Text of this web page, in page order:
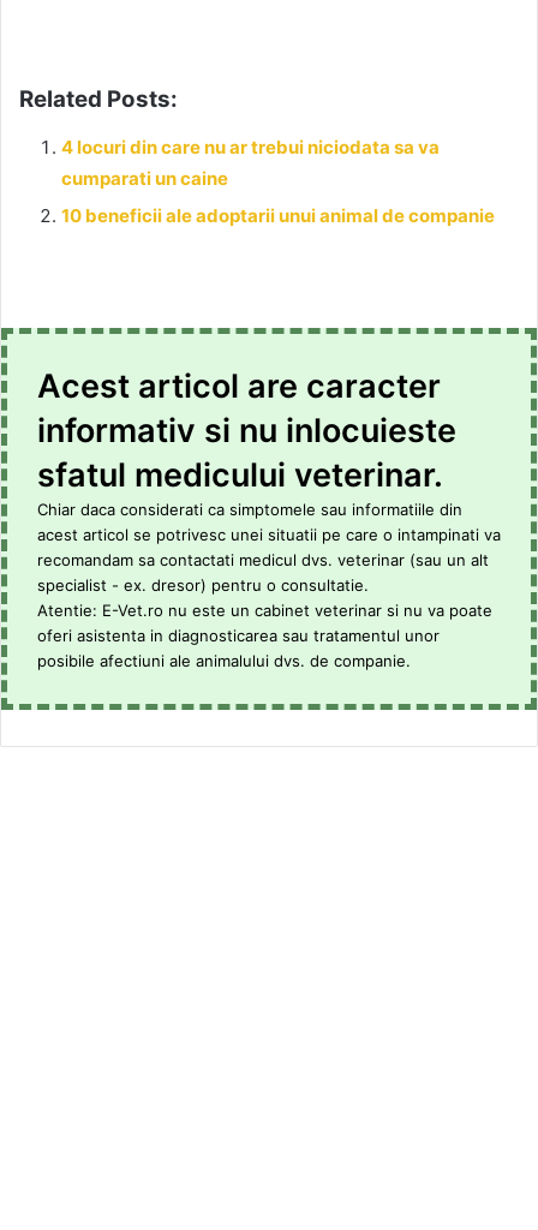
Related Posts:
4 locuri din care nu ar trebui niciodata sa va
cumparati un caine
10 beneficii ale adoptarii unui animal de companie
Acest articol are caracter
informativ si nu inlocuieste
sfatul medicului veterinar.
Chiar daca considerati ca simptomele sau informatiile din
acest articol se potrivesc unei situatii pe care o intampinati va
recomandam sa contactati medicul dvs. veterinar (sau un alt
specialist - ex. dresor) pentru o consultatie.
Atentie: E-Vet.ro nu este un cabinet veterinar si nu va poate
oferi asistenta in diagnosticarea sau tratamentul unor
posibile afectiuni ale animalului dvs. de companie.